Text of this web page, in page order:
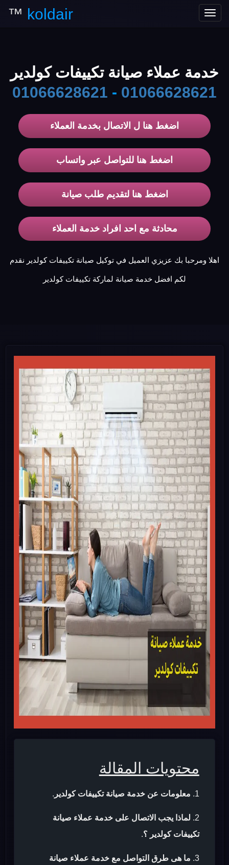
Toggle
koldair
™
خدمة عملاء صيانة تكييفات كولدير
01066628621
-
01066628621
اضغط هنا ل الاتصال بخدمة العملاء
اضغط هنا للتواصل عبر واتساب
اضغط هنا لتقديم طلب صيانة
محادثة مع احد افراد خدمة العملاء
اهلا ومرحبا بك عزيزي العميل في توكيل صيانة تكييفات كولدير نقدم
لكم افضل خدمة صيانة لماركة تكييفات كولدير
محتويات المقالة
معلومات عن خدمة صيانة تكييفات كولدير .
لماذا يجب الاتصال على خدمة عملاء صيانة
تكييفات كولدير ؟.
ما هى طرق التواصل مع خدمة عملاء صيانة